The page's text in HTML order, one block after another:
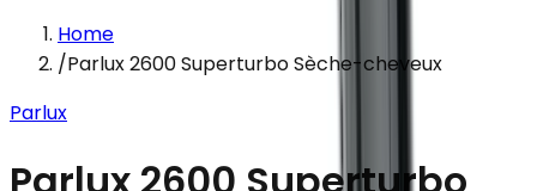
Home
/Parlux 2600 Superturbo Sèche-cheveux
Parlux